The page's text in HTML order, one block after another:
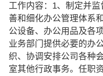
工作内容：1、制定并
善和细化办公管理体系
公设备、办公用品及各
业务部门提供必要的办
织、协调安排公司各种
室其他行政事务。任职